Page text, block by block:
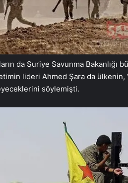
da Suriye Savunma Bakanlığı
lideri Ahmed Şara da
söylemişti.